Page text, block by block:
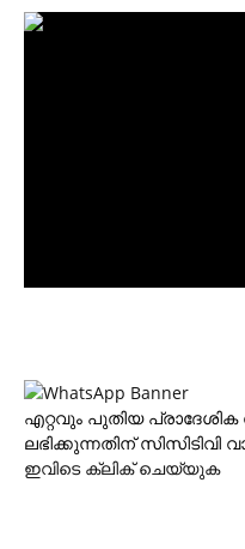
എറ്റവും പുതിയ
ലഭിക്കുന്നതിന്
ഇവിടെ ക്ലിക് ചെയ്യുക